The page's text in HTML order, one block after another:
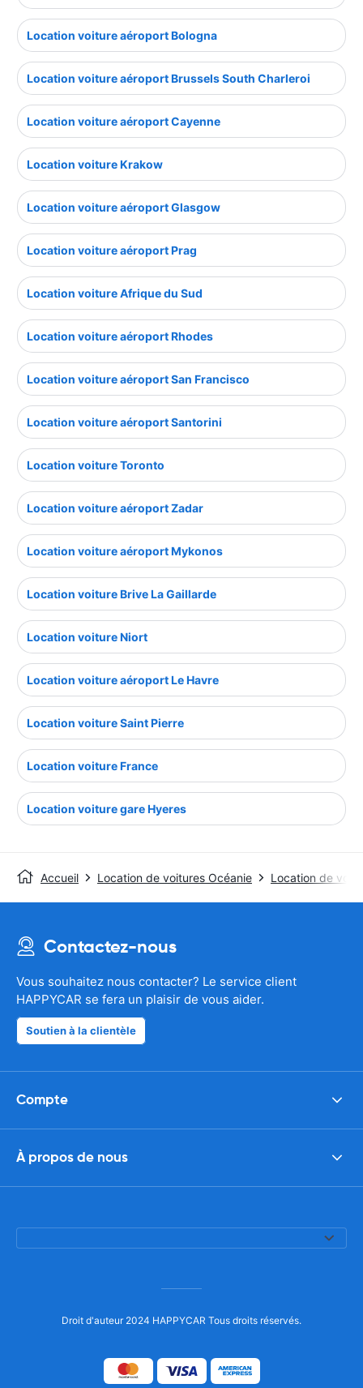
Location voiture aéroport Bologna
Location voiture aéroport Brussels South Charleroi
Location voiture aéroport Cayenne
Location voiture Krakow
Location voiture aéroport Glasgow
Location voiture aéroport Prag
Location voiture Afrique du Sud
Location voiture aéroport Rhodes
Location voiture aéroport San Francisco
Location voiture aéroport Santorini
Location voiture Toronto
Location voiture aéroport Zadar
Location voiture aéroport Mykonos
Location voiture Brive La Gaillarde
Location voiture Niort
Location voiture aéroport Le Havre
Location voiture Saint Pierre
Location voiture France
Location voiture gare Hyeres
Accueil Location de voitures Océanie Location de
Contactez-nous
Vous souhaitez nous contacter? Le service client
HAPPYCAR se fera un plaisir de vous aider.
Soutien à la clientèle
Compte
À propos de nous
Droit d'auteur 2024 HAPPYCAR Tous droits réservés.